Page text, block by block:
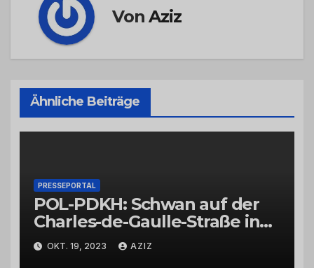
VonAziz
Ähnliche Beiträge
PRESSEPORTAL
POL-PDKH: Schwan auf der
Charles-de-Gaulle-Straße in
Bad Kreuznach beeinflusst
Feierabendverkehr
OKT. 19, 2023 AZIZ